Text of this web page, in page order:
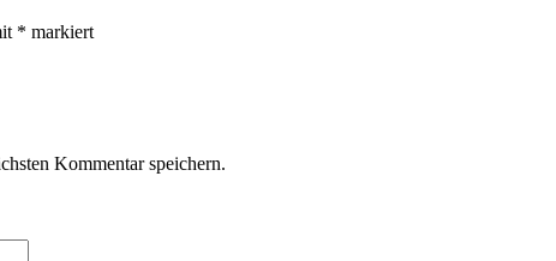
* markiert
Kommentar speichern.